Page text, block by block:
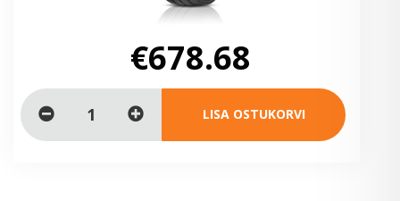
€678.68
LISA OSTUKORVI